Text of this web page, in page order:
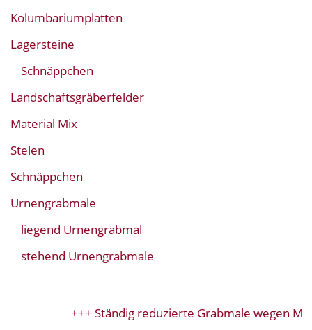
Kolumbariumplatten
Lagersteine
Schnäppchen
Landschaftsgräberfelder
Material Mix
Stelen
Schnäppchen
Urnengrabmale
liegend Urnengrabmal
stehend Urnengrabmale
+++ Ständig reduzierte Grabmale wegen